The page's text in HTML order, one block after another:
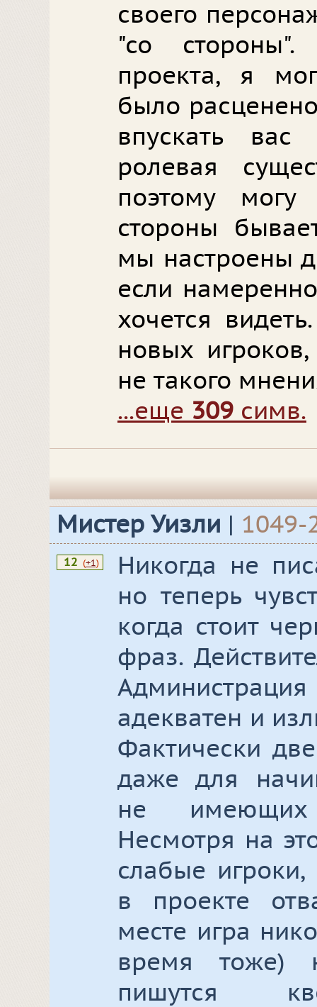
своего
"со стороны".
проекта, я
было
впускать
ролевая
поэтому могу
стороны
мы настроены
если
хочется
новых
не такого
...еще 309 симв.
Мистер Уизли | 1049-
12 (+1)
Никогда не
но теперь
когда стоит
фраз.
адекватен и
Фактически
даже для
не имеющих
Несмотря на
слабые
в проекте
месте игра
время тоже)
пишутся